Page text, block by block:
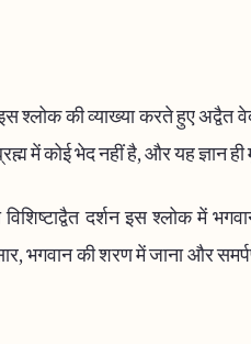
श्लोक की व्याख्या करते हुए अद्वैत
कोई भेद नहीं है, और यह ज्ञान ही
विशिष्टाद्वैत दर्शन इस श्लोक में
की शरण में जाना और समर्पण